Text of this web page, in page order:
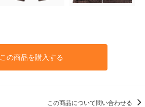
この商品を購入する
この商品について問い合わせる